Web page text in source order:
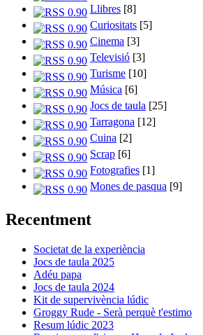
Llibres [8]
Curiositats [5]
Cinema [3]
Televisió [3]
Turisme [10]
Música [6]
Jocs de taula [25]
Tarragona [12]
Cuina [2]
Scrap [6]
Fotografies [1]
Mones de pasqua [9]
Recentment
Societat de la experiència
Jocs de taula 2025
Adéu papa
Jocs de taula 2024
Kit de supervivència lúdic
Groggy Rude - Serà perquè t'estimo
Resum lúdic 2023